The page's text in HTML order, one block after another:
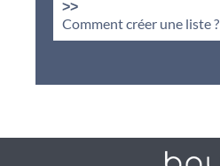
>>
Comment créer une liste ?